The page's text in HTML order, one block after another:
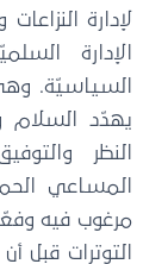
لإدارة
الإدارة
السياسيّة.
يهدّد السلام
النظر
المساعي
مرغوب فيه
التوترات قبل